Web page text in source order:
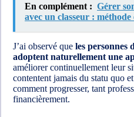
En complément : Gérer
avec un classeur : méthode
J’ai observé que les personnes
adoptent naturellement une
améliorer continuellement leur
contentent jamais du statu quo
comment progresser, tant
financièrement.